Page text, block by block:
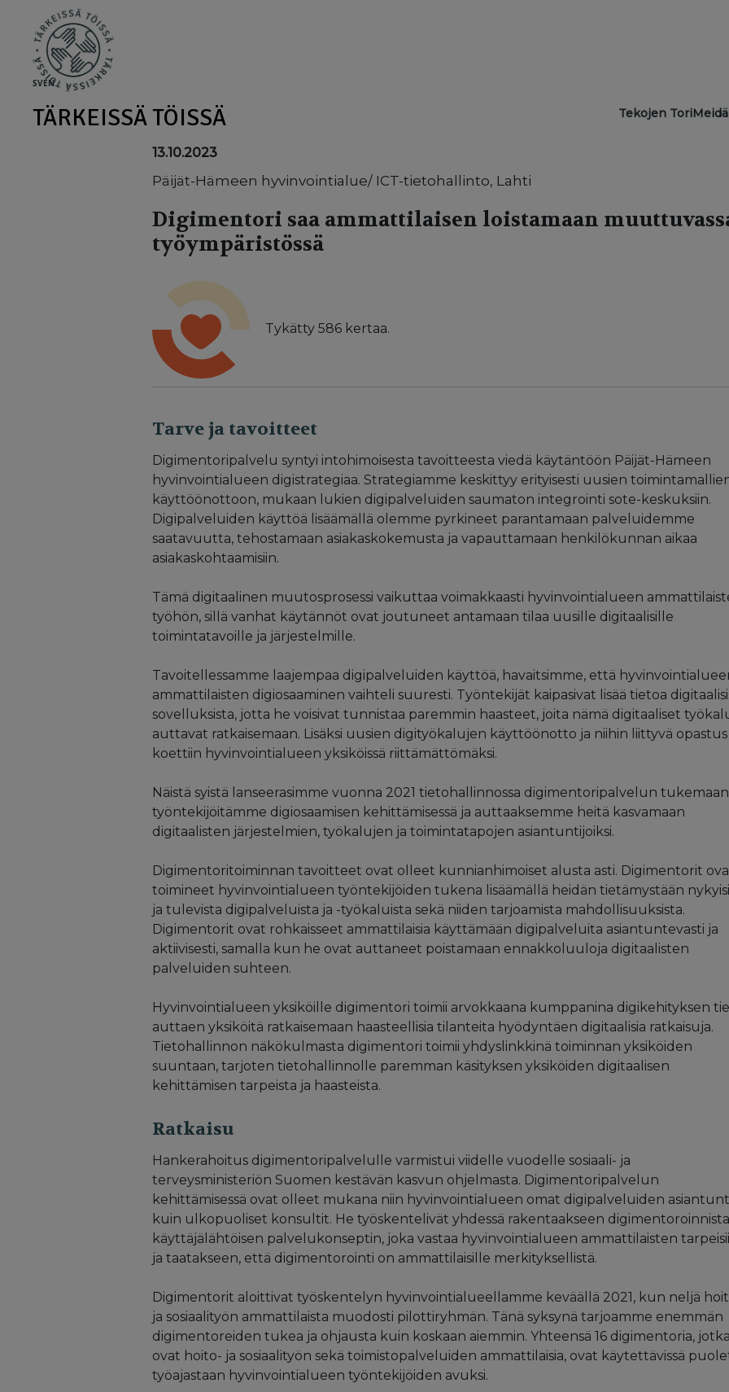
SVEN
TÄRKEISSÄ TÖISSÄ Main
Tekojen Tori
13.10.2023
Päijät-Hämeen hyvinvointialue/ ICT-tietohallinto, Lahti
Digimentori saa ammattilaisen loistamaan
työympäristössä
Tykätty 586 kertaa.
Tarve ja tavoitteet
Digimentoripalvelu syntyi intohimoisesta tavoitteesta viedä käytäntöön Päijät-Hämeen
hyvinvointialueen digistrategiaa. Strategiamme keskittyy erityisesti uusien
käyttöönottoon, mukaan lukien digipalveluiden saumaton integrointi sote-keskuksiin.
Digipalveluiden käyttöä lisäämällä olemme pyrkineet parantamaan palveluidemme
saatavuutta, tehostamaan asiakaskokemusta ja vapauttamaan henkilökunnan aikaa
asiakaskohtaamisiin.
Tämä digitaalinen muutosprosessi vaikuttaa voimakkaasti hyvinvointialueen
työhön, sillä vanhat käytännöt ovat joutuneet antamaan tilaa uusille digitaalisille
toimintatavoille ja järjestelmille.
Tavoitellessamme laajempaa digipalveluiden käyttöä, havaitsimme, että
ammattilaisten digiosaaminen vaihteli suuresti. Työntekijät kaipasivat lisää tietoa
sovelluksista, jotta he voisivat tunnistaa paremmin haasteet, joita nämä digitaaliset
auttavat ratkaisemaan. Lisäksi uusien digityökalujen käyttöönotto ja niihin liittyvä opastus
koettiin hyvinvointialueen yksiköissä riittämättömäksi.
Näistä syistä lanseerasimme vuonna 2021 tietohallinnossa digimentoripalvelun tukemaan
työntekijöitämme digiosaamisen kehittämisessä ja auttaaksemme heitä kasvamaan
digitaalisten järjestelmien, työkalujen ja toimintatapojen asiantuntijoiksi.
Digimentoritoiminnan tavoitteet ovat olleet kunnianhimoiset alusta asti. Digimentorit
toimineet hyvinvointialueen työntekijöiden tukena lisäämällä heidän tietämystään
ja tulevista digipalveluista ja -työkaluista sekä niiden tarjoamista mahdollisuuksista.
Digimentorit ovat rohkaisseet ammattilaisia käyttämään digipalveluita asiantuntevasti ja
aktiivisesti, samalla kun he ovat auttaneet poistamaan ennakkoluuloja digitaalisten
palveluiden suhteen.
Hyvinvointialueen yksiköille digimentori toimii arvokkaana kumppanina digikehityksen
auttaen yksiköitä ratkaisemaan haasteellisia tilanteita hyödyntäen digitaalisia ratkaisuja.
Tietohallinnon näkökulmasta digimentori toimii yhdyslinkkinä toiminnan yksiköiden
suuntaan, tarjoten tietohallinnolle paremman käsityksen yksiköiden digitaalisen
kehittämisen tarpeista ja haasteista.
Ratkaisu
Hankerahoitus digimentoripalvelulle varmistui viidelle vuodelle sosiaali- ja
terveysministeriön Suomen kestävän kasvun ohjelmasta. Digimentoripalvelun
kehittämisessä ovat olleet mukana niin hyvinvointialueen omat digipalveluiden
kuin ulkopuoliset konsultit. He työskentelivät yhdessä rakentaakseen digimentoroinnista
käyttäjälähtöisen palvelukonseptin, joka vastaa hyvinvointialueen ammattilaisten
ja taatakseen, että digimentorointi on ammattilaisille merkityksellistä.
Digimentorit aloittivat työskentelyn hyvinvointialueellamme keväällä 2021, kun neljä
ja sosiaalityön ammattilaista muodosti pilottiryhmän. Tänä syksynä tarjoamme enemmän
digimentoreiden tukea ja ohjausta kuin koskaan aiemmin. Yhteensä 16 digimentoria, jotka
ovat hoito- ja sosiaalityön sekä toimistopalveluiden ammattilaisia, ovat käytettävissä
työajastaan hyvinvointialueen työntekijöiden avuksi.